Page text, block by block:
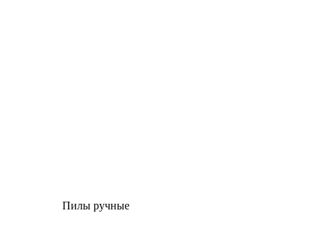
Пилы ручные